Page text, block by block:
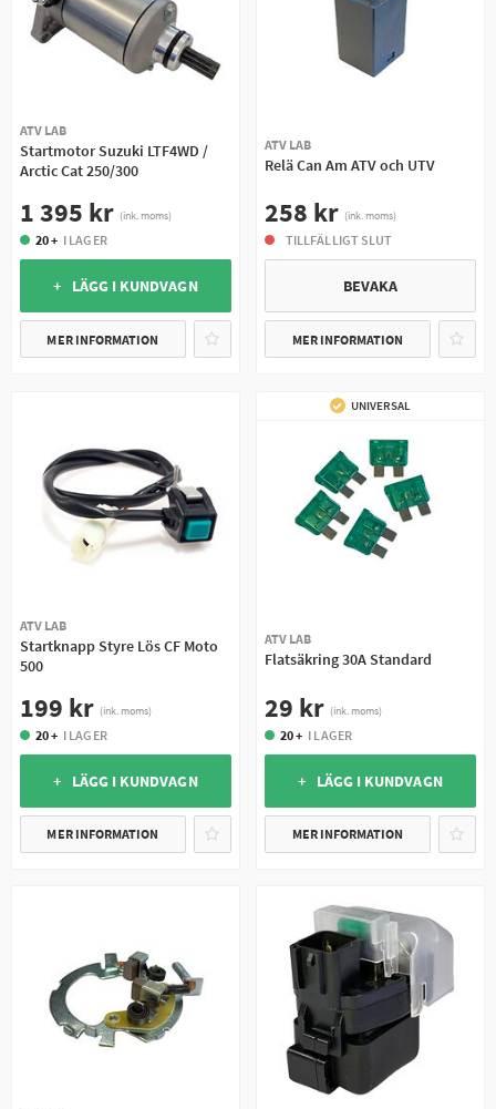
ATV LAB
Startmotor Suzuki LTF4WD /
Arctic Cat 250/300
1 395 kr (ink. moms)
20 + I LAGER
+ LÄGG I KUNDVAGN
MER INFORMATION
ATV LAB
Relä Can Am ATV och UTV
258 kr (ink. moms)
TILLFÄLLIGT SLUT
BEVAKA
MER INFORMATION
ATV LAB
Startknapp Styre Lös CF Moto
500
199 kr (ink. moms)
20 + I LAGER
+ LÄGG I KUNDVAGN
MER INFORMATION
UNIVERSAL
ATV LAB
Flatsäkring 30A Standard
29 kr (ink. moms)
20 + I LAGER
+ LÄGG I KUNDVAGN
MER INFORMATION